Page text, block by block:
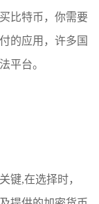
比特币，你需要
的应用，许多国
平台。
键,在选择时，